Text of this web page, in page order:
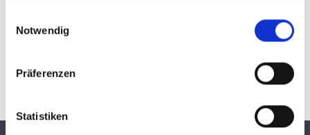
Notwendig
Präferenzen
Statistiken